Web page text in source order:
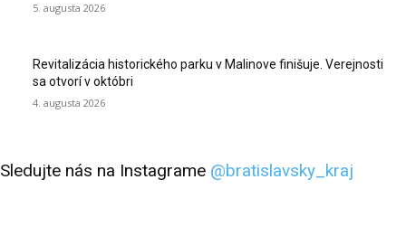
5. augusta 2026
Revitalizácia historického parku v Malinove finišuje. Verejnosti
sa otvorí v októbri
4. augusta 2026
Sledujte nás na Instagrame @bratislavsky_kraj